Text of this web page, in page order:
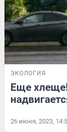
ЭКОЛОГИЯ
Еще
26 июня, 2023,